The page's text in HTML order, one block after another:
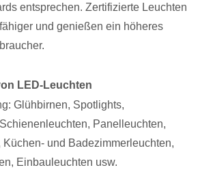
entsprechen. Zertifizierte Leuchten
und genießen ein höheres
LED-Leuchten
Glühbirnen, Spotlights,
Panelleuchten,
Küchen- und Badezimmerleuchten,
Einbauleuchten usw.